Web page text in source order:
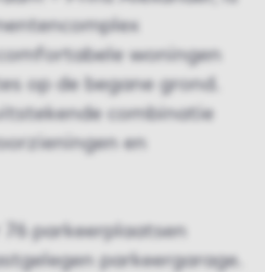
woningen
op de begane grond.
combinatie
en
parkeerplaatsen
parkeergarage.